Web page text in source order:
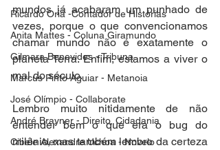
Ricardo Oriá -Contador de Histórias
Anita Mattes - Coluna Giramundo
Gilmara Benevides - Tribuna
Marcus Pinto Aguiar - Metanoia
José Olímpio - Collaborate
André Brayner - Direito, Cidadania
Cibele Alexandre Uchoa - Novelo
mundos já acabaram um punhado de
vezes, porque o que convencionamos
chamar mundo não é exatamente o
planeta Terra. Enfim, estamos a viver o
mal do século.
Lembro muito nitidamente de não
entender bem o que era o bug do
milênio, mas também lembro da certeza